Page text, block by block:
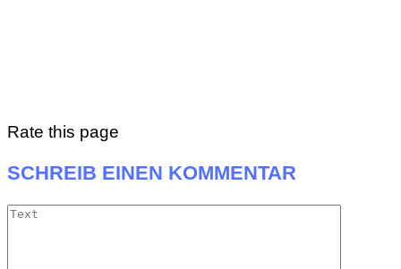
Rate this page
SCHREIB EINEN KOMMENTAR